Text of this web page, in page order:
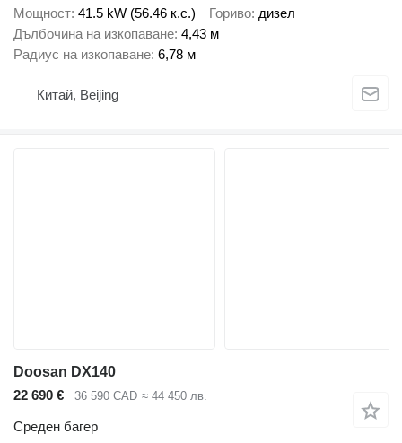
Мощност 41.5 kW (56.46 к.с.) Гориво дизел
Дълбочина на изкопаване 4,43 м
Радиус на изкопаване 6,78 м
Китай, Beijing
Doosan DX140
22 690 €
36 590 CAD ≈ 44 450 лв.
Среден багер